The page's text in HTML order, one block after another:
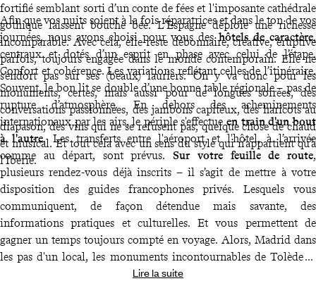
fortifié semblant sorti d’un conte de fées et l'imposante cathédrale
gothique laissent bouche bée. L’Espagne déploie une richesse
incomparable. Avec cela, elle reste débonnaire, créative, éruptive
parfois, toujours engagée dans le monde contemporain. Elle ne
s’endort pas sur ses (beaux) lauriers. On y va donc pour les
monuments, certes, mais aussi pour de longues soirées, des
conversations passionnées, des jambons capiteux, des haricots au
diapason, des vins qui ne se refusent pas, quelque chose de chaud
et musical. Et tout cela avec un sens du style qui n’appartient qu’à
l’Ibérie.
Afin que vos nuits soient à la fois réparatrices et dans le ton de vos
journées, nous avons choisi pour vous deshôtels de caractère,
centraux et dotés d’un esprit en phase avec celui de l’étape.
Confort et cohérence. Les variations reflétant celles de l’itinéraire.
Souvent, le bon lit se double d’une bonne table régionale – pas de
rupture d’atmosphère. En dehors des acheminements
internationaux par les airs, le périple s'effectueen train d'un bout
à l'autre. Les transferts entre l'aéroport et l'hôtel, à l’arrivée
comme au départ, sont prévus. Sur votre feuille de route,
plusieurs rendez-vous déjà inscrits – il s’agit de mettre à votre
disposition des guides francophones privés. Lesquels vous
communiquent, de façon détendue mais savante, des
informations pratiques et culturelles. Et vous permettent de
gagner un temps toujours compté en voyage. Alors, Madrid dans
les pas d'un local, les monuments incontournables de Tolède et
Salamanque à vélo. Sans oublier vos entrées pour trois musées à
Lire la suite